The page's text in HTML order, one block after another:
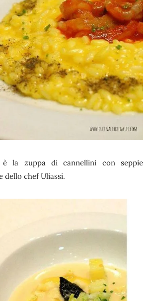
è la zuppa di cannellini con seppie
dello chef Uliassi.